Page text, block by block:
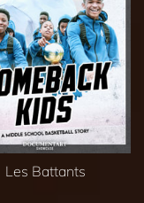
Les Battants